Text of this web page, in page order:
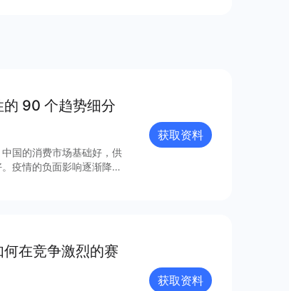
的 90 个趋势细分
国的消费市场基础好，供
疫情的负面影响逐渐降低
投资人等读者群体作为中
获取资料
在竞争激烈的赛
获取资料